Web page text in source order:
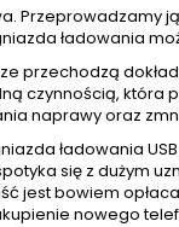
Przeprowadzamy
ładowania
przechodzą
czynnością, która
naprawy oraz
ładowania
się z dużym
jest bowiem
nowego